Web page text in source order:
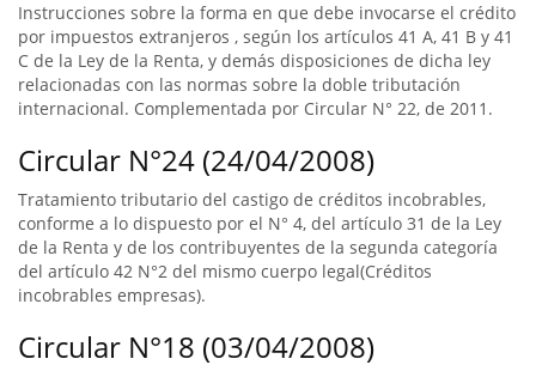
Instrucciones sobre la forma en que debe invocarse el crédito
por impuestos extranjeros , según los artículos 41 A, 41 B y 41
C de la Ley de la Renta, y demás disposiciones de dicha ley
relacionadas con las normas sobre la doble tributación
internacional. Complementada por Circular N° 22, de 2011.
Circular N°24 (24/04/2008)
Tratamiento tributario del castigo de créditos incobrables,
conforme a lo dispuesto por el N° 4, del artículo 31 de la Ley
de la Renta y de los contribuyentes de la segunda categoría
del artículo 42 N°2 del mismo cuerpo legal(Créditos
incobrables empresas).
Circular N°18 (03/04/2008)